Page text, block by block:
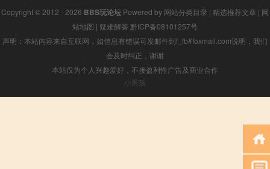
Copyright © 2012 - 2026 BBS玩论坛 Powered by 网站分类目录 | 精选推荐文章 | 网
站地图 | 疑难解答 黔ICP备08101257号
声明：本站内容来自互联网，如信息有错误可发邮件到f_fb#foxmail.com说明，我们
会及时纠正，谢谢
本站仅为个人兴趣爱好，不接盈利性广告及商业合作
小男孩